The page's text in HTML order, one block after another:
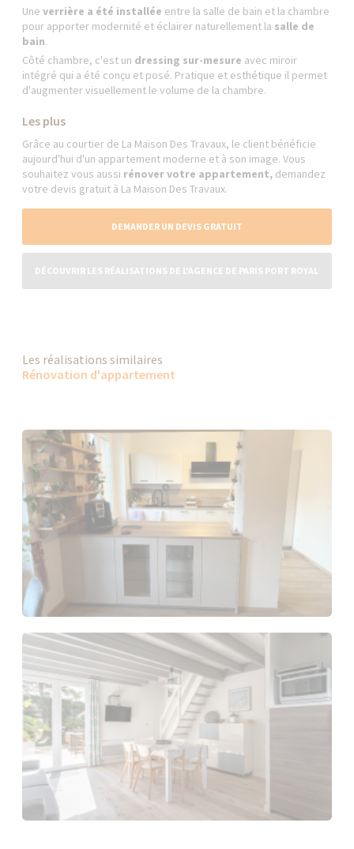
Uneverrière a été installée entre la salle de bain et la chambre
pour apporter modernité et éclairer naturellement la salle de
bain.
Côté chambre, c'est un dressing sur-mesure avec miroir
intégré qui a été conçu et posé. Pratique et esthétique il permet
d'augmenter visuellement le volume de la chambre.
Les plus
Grâce au courtier de La Maison Des Travaux, le client bénéficie
aujourd'hui d'un appartement moderne et à son image. Vous
souhaitez vous aussi rénover votre appartement, demandez
votre devis gratuit à La Maison Des Travaux.
DEMANDER UN DEVIS GRATUIT
DÉCOUVRIR LES RÉALISATIONS DE L'AGENCE DE PARIS PORT ROYAL
Les réalisations similaires
Rénovation d'appartement